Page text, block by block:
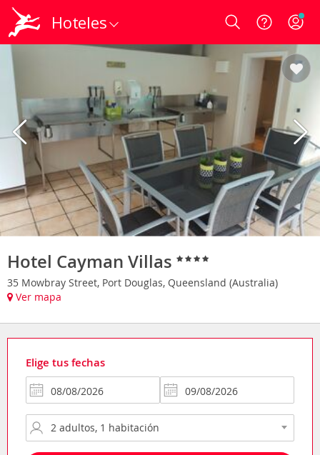
Hoteles Login
Hotel Cayman Villas
35 Mowbray Street, Port Douglas, Queensland (Australia)
Ver mapa
Elige tus fechas